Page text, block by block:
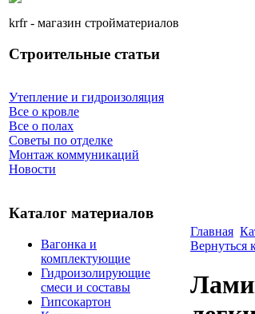
krfr - магазин стройматериалов
Строительные статьи
Утепление и гидроизоляция
Все о кровле
Все о полах
Советы по отделке
Монтаж коммуникаций
Новости
Каталог материалов
Вагонка и
комплектующие
Гидроизолирующие
смеси и составы
Гипсокартон
Главная
Вернуться